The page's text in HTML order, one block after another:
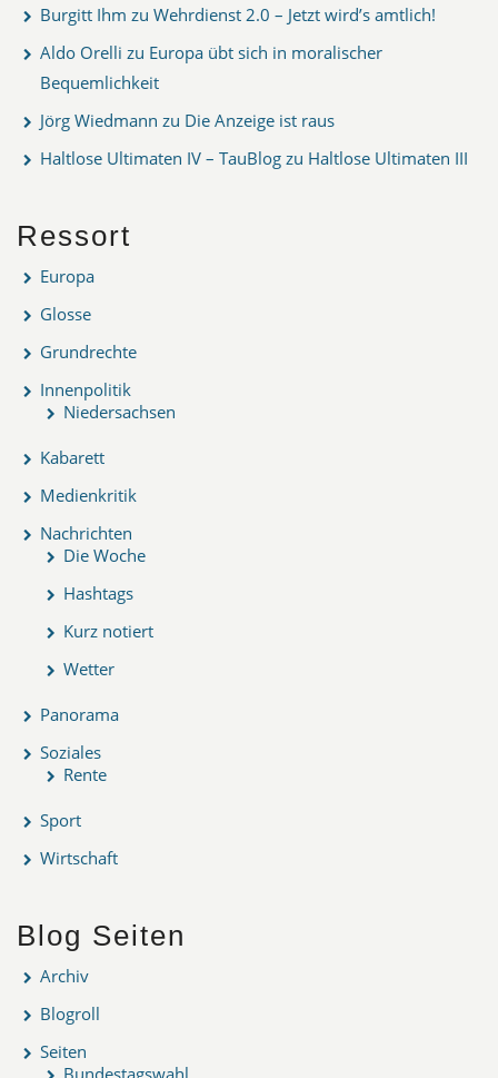
Burgitt Ihm zu Wehrdienst 2.0 – Jetzt wird’s amtlich!
Aldo Orelli zu Europa übt sich in moralischer
Bequemlichkeit
Jörg Wiedmann zu Die Anzeige ist raus
Haltlose Ultimaten IV – TauBlog zu Haltlose Ultimaten III
Ressort
Europa
Glosse
Grundrechte
Innenpolitik
Niedersachsen
Kabarett
Medienkritik
Nachrichten
Die Woche
Hashtags
Kurz notiert
Wetter
Panorama
Soziales
Rente
Sport
Wirtschaft
Blog Seiten
Archiv
Blogroll
Seiten
Bundestagswahl